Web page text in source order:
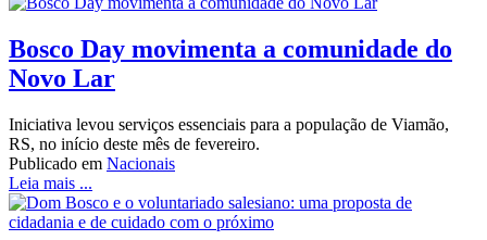
Bosco Day movimenta a comunidade do
Novo Lar
Iniciativa levou serviços essenciais para a população de Viamão,
RS, no início deste mês de fevereiro.
Publicado em Nacionais
Leia mais ...